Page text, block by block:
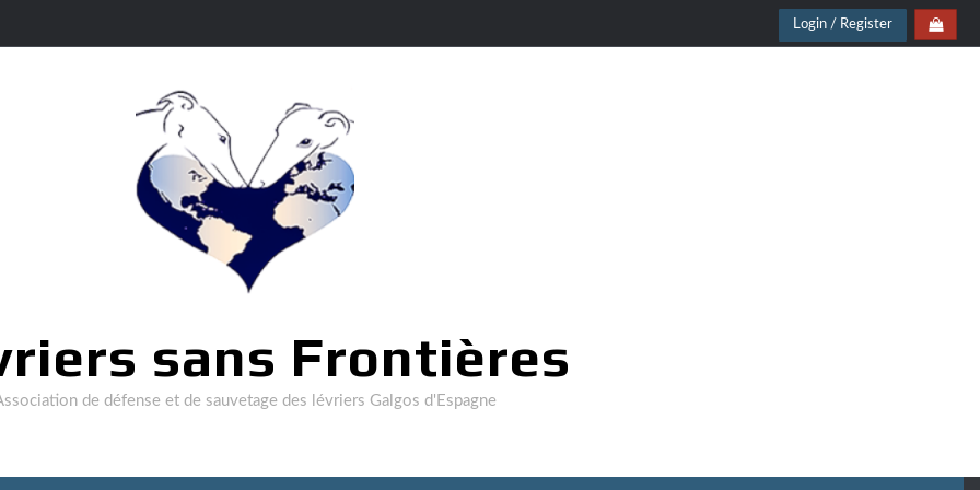
Login / Register
sans Frontières
de défense et de sauvetage des lévriers Galgos d'Espagne